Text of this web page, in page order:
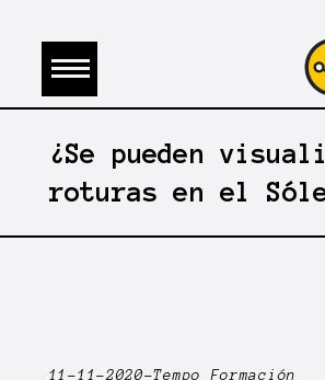
¿Se pueden
roturas en el
11-11-2020-Tempo Formación